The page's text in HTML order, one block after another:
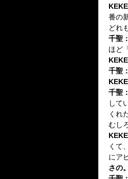
KEKE
番の
どれ
千聖 ：
ほど
KEKE
千聖 ：
千聖 ：
して
くれ
むし
KEKE
くて
にア
さの。